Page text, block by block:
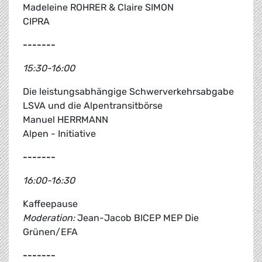
Madeleine ROHRER & Claire SIMON
CIPRA
-------
15:30-16:00
Die leistungsabhängige Schwerverkehrsabgabe
LSVA und die Alpentransitbörse
Manuel HERRMANN
Alpen - Initiative
-------
16:00-16:30
Kaffeepause
Moderation:Jean-Jacob BICEP MEP Die
Grünen/EFA
-------